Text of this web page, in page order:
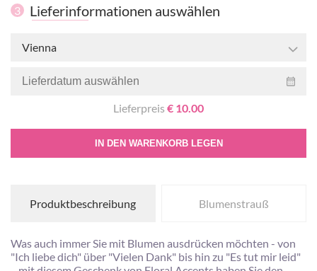
3 Lieferinformationen auswählen
Vienna
Lieferpreis € 10.00
IN DEN WARENKORB LEGEN
Produktbeschreibung Blumenstrauß
Was auch immer Sie mit Blumen ausdrücken möchten - von
"Ich liebe dich" über "Vielen Dank" bis hin zu "Es tut mir leid"